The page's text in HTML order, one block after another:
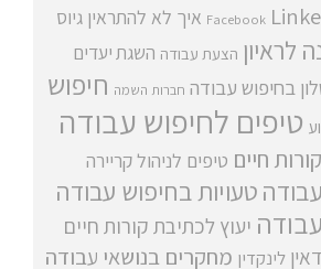
Facebook איך לא להתראין גיוס
לראיון הצעת עבודה השגת יעדים
בחיפוש עבודה חברות השמה חיפוש
טיפים לחיפוש עבודה
חיים טיפים לניהול קריירה
טעויות בחיפוש עבודה
יעוץ לכתיבת קורות חיים
לינקדין מחקרים בנושאי עבודה